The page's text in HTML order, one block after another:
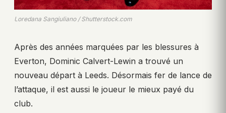
Loredana Sangiuliano / Shutterstock.com
Après des années marquées par les blessures à
Everton, Dominic Calvert-Lewin a trouvé un
nouveau départ à Leeds. Désormais fer de lance de
l’attaque, il est aussi le joueur le mieux payé du
club.